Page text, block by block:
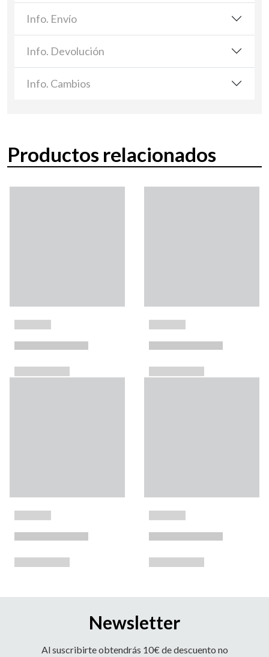
Info. Envío
Info. Devolución
Info. Cambios
Productos relacionados
Newsletter
Al suscribirte obtendrás 10€ de descuento no